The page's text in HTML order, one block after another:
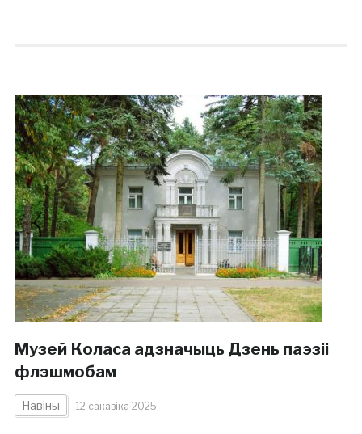
Музей Коласа адзначыць Дзень паэзіі
флэшмобам
Навіны 12 сакавіка 2025